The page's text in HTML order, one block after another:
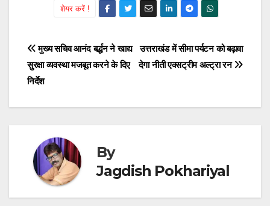
शेयर करें !
Post
navigation
उत्तराखंड में सीमा पर्यटन को बढ़ावा
देगा नीती एक्सट्रीम अल्ट्रा रन
मुख्य सचिव आनंद बर्द्धन ने खाद्य
सुरक्षा व्यवस्था मजबूत करने के दिए
निर्देश
By
Jagdish Pokhariyal